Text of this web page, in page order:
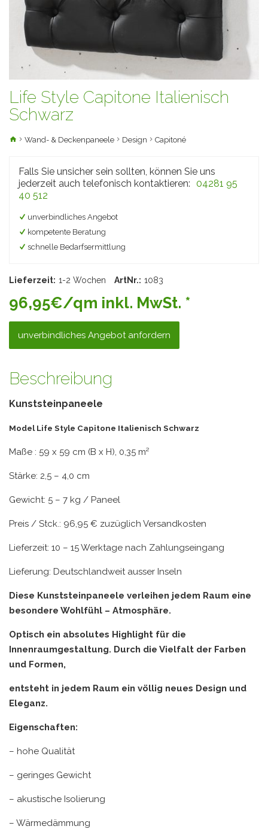
Life Style Capitone Italienisch
Schwarz
Wand- & Deckenpaneele Design Capitoné
Falls Sie unsicher sein sollten, können Sie uns
jederzeit auch telefonisch kontaktieren: 04281 95
40 512
unverbindliches Angebot
kompetente Beratung
schnelle Bedarfsermittlung
Lieferzeit: 1-2 Wochen ArtNr.: 1083
96,95€/qm inkl. MwSt. *
unverbindliches Angebot anfordern
Beschreibung
Kunststeinpaneele
Model Life Style Capitone Italienisch Schwarz
Maße : 59 x 59 cm (B x H), 0,35 m²
Stärke: 2,5 – 4,0 cm
Gewicht: 5 – 7 kg / Paneel
Preis / Stck.: 96,95 € zuzüglich Versandkosten
Lieferzeit: 10 – 15 Werktage nach Zahlungseingang
Lieferung: Deutschlandweit ausser Inseln
Diese Kunststeinpaneele verleihen jedem Raum eine
besondere Wohlfühl – Atmosphäre.
Optisch ein absolutes Highlight für die
Innenraumgestaltung. Durch die Vielfalt der Farben
und Formen,
entsteht in jedem Raum ein völlig neues Design und
Eleganz.
Eigenschaften:
– hohe Qualität
– geringes Gewicht
– akustische Isolierung
– Wärmedämmung